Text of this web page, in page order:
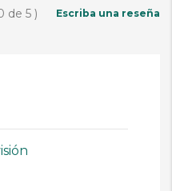
de 5 ) Escriba una reseña